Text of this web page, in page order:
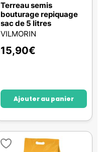
Terreau semis
bouturage repiquage
sac de 5 litres
VILMORIN
15,90€
Ajouter au panier